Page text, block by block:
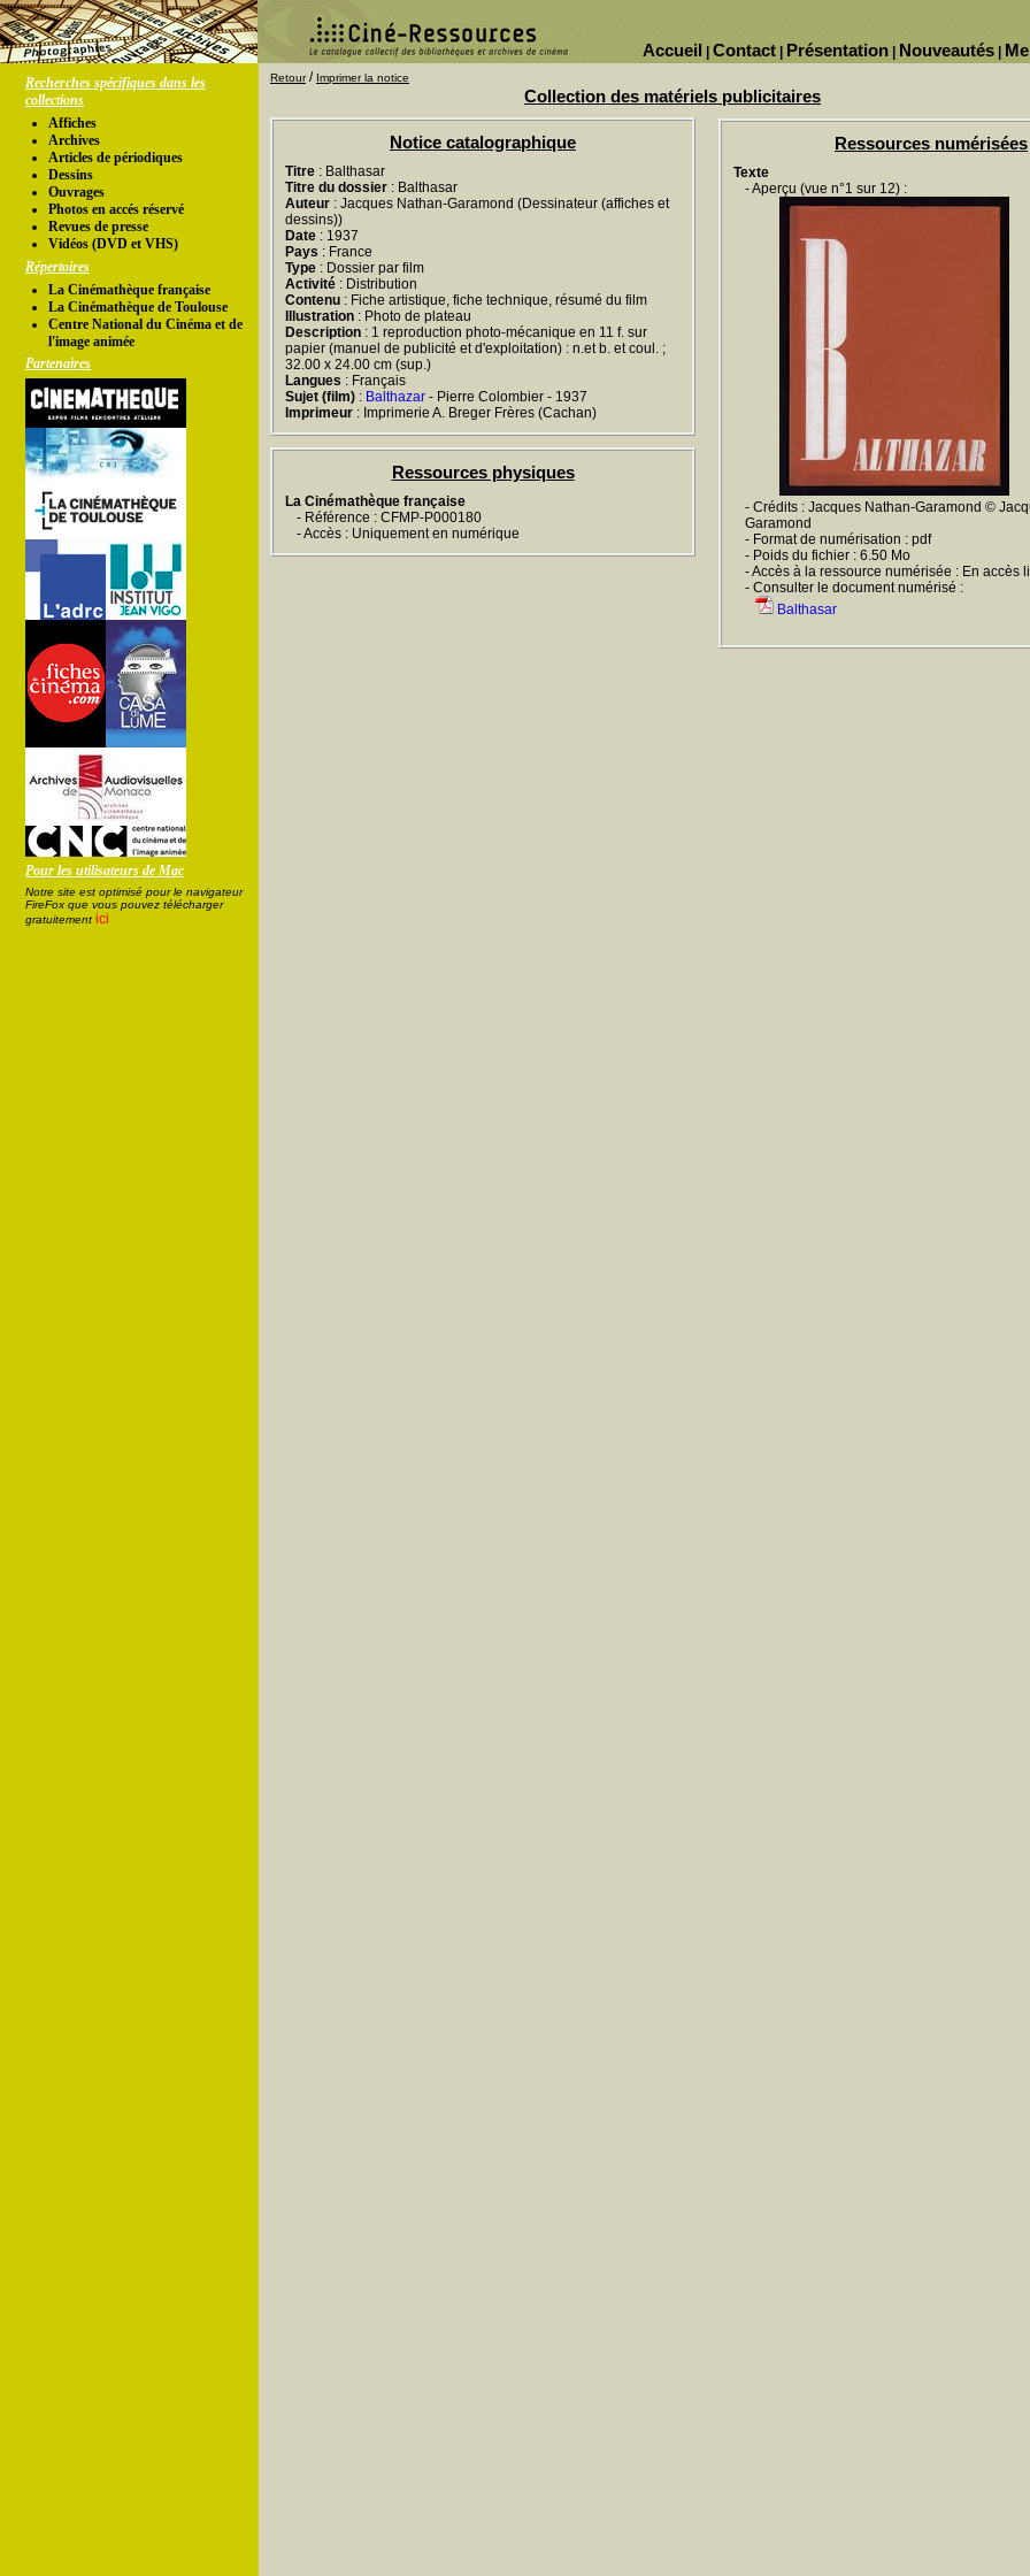
Nouveautés
Présentation
Contact
Accueil
Recherches spécifiques dans les
collections
Affiches
Archives
Articles de périodiques
Dessins
Ouvrages
Photos en accés réservé
Revues de presse
Vidéos (DVD et VHS)
Répertoires
La Cinémathèque française
La Cinémathèque de Toulouse
Centre National du Cinéma et de
l'image animée
Partenaires
Pour les utilisateurs de Mac
Notre site est optimisé pour le navigateur
FireFox que vous pouvez télécharger
gratuitement ici
Retour/ Imprimer la notice
Collection des matériels publicitaires
Notice catalographique
Titre : Balthasar
Titre du dossier : Balthasar
Auteur : Jacques Nathan-Garamond (Dessinateur (affiches et
dessins))
Date : 1937
Pays : France
Type : Dossier par film
Activité : Distribution
Contenu : Fiche artistique, fiche technique, résumé du film
Illustration : Photo de plateau
Description : 1 reproduction photo-mécanique en 11 f. sur
papier (manuel de publicité et d'exploitation) : n.et b. et coul. ;
32.00 x 24.00 cm (sup.)
Langues : Français
Sujet (film) : Balthazar - Pierre Colombier - 1937
Imprimeur : Imprimerie A. Breger Frères (Cachan)
Ressources physiques
La Cinémathèque française
- Référence : CFMP-P000180
- Accès : Uniquement en numérique
Ressources numérisées
Texte
- Aperçu (vue n°1 sur 12) :
- Crédits : Jacques Nathan-Garamond ©
Garamond
- Format de numérisation : pdf
- Poids du fichier : 6.50 Mo
- Accès à la ressource numérisée : En accès
- Consulter le document numérisé :
Balthasar